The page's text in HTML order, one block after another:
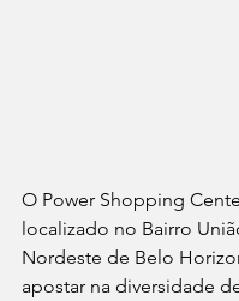
O Power Shopping
localizado no Bairro
Nordeste de Belo
apostar na diversidade